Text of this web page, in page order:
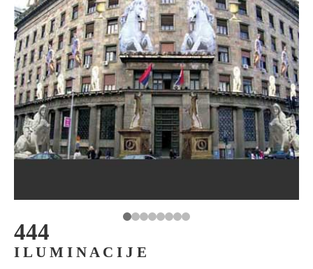
444
I L U M I N A C I J E